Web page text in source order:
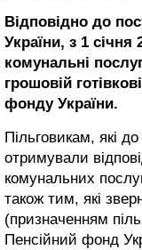
Відповідно до
України, з 1
комунальні
грошовій
фонду України.
Пільговикам, які
отримували
комунальних
також тим, які
(призначенням
Пенсійний фонд